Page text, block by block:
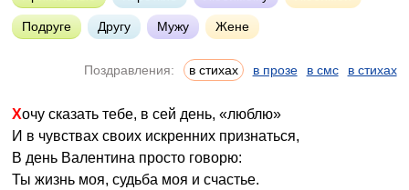
Подруге Другу Мужу Жене
Поздравления: в стихах в прозе в смс в стихах
Хочу сказать тебе, в сей день, «люблю»
И в чувствах своих искренних признаться,
В день Валентина просто говорю:
Ты жизнь моя, судьба моя и счастье.